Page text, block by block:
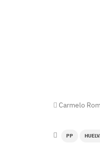
Carmelo
PP